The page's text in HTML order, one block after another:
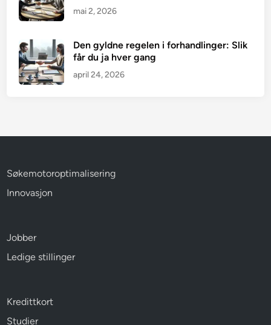
mai 2, 2026
Den gyldne regelen i forhandlinger: Slik
får du ja hver gang
april 24, 2026
Søkemotoroptimalisering
Innovasjon
Jobber
Ledige stillinger
Kredittkort
Studier